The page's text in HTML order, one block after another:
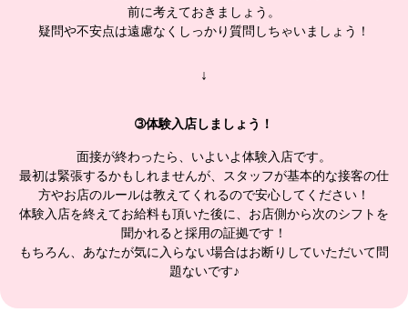
前に考えておきましょう。
疑問や不安点は遠慮なくしっかり質問しちゃいましょう！
↓
➂体験入店しましょう！
面接が終わったら、いよいよ体験入店です。
最初は緊張するかもしれませんが、スタッフが基本的な接客の仕
方やお店のルールは教えてくれるので安心してください！
体験入店を終えてお給料も頂いた後に、お店側から次のシフトを
聞かれると採用の証拠です！
もちろん、あなたが気に入らない場合はお断りしていただいて問
題ないです♪